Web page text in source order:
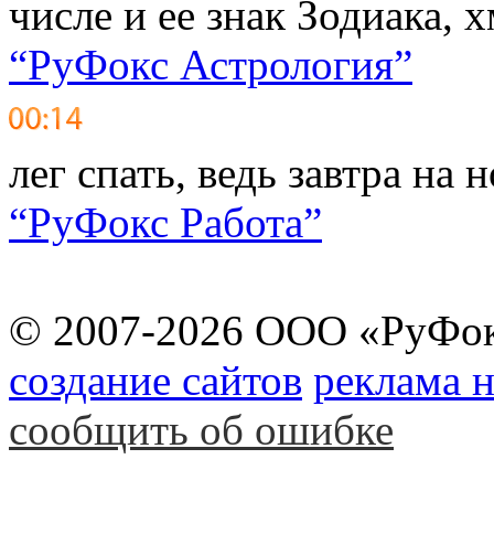
числе и ее знак Зодиака,
“РуФокс Астрология”
лег спать, ведь завтра
“РуФокс Работа”
© 2007-2026 ООО
создание сайтов реклама
сообщить об ошибке